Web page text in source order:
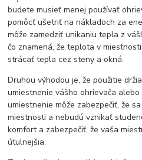
budete musieť menej používať
pomôcť ušetriť na nákladoch za
môže zamedziť unikaniu tepla z
čo znamená, že teplota v
strácať tepla cez steny a okná.
Druhou výhodou je, že použitie
umiestnenie vášho ohrievača
umiestnenie môže zabezpečiť, že
miestnosti a nebudú vznikať
komfort a zabezpečiť, že vaša
útulnejšia.